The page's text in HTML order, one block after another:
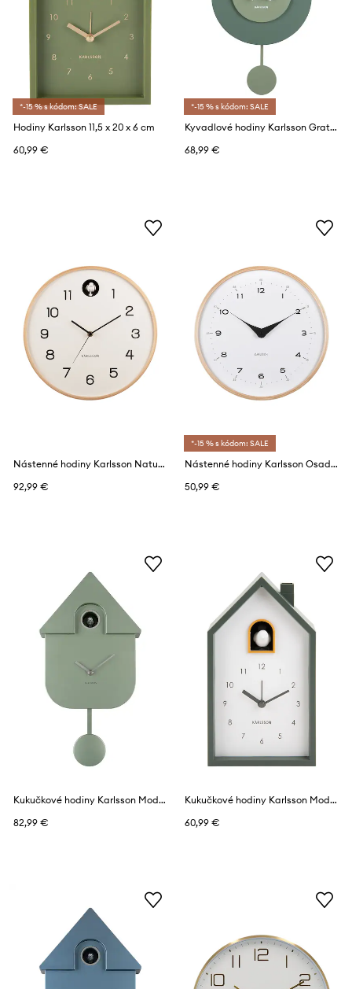
*-15 % s kódom: SALE
Hodiny Karlsson 11,5 x 20 x 6 cm
60,99 €
*-15 % s kódom: SALE
Kyvadlové hodiny Karlsson Grato Cuckoo 33 cm
68,99 €
Nástenné hodiny Karlsson Natural Cuckoo
92,99 €
*-15 % s kódom: SALE
Nástenné hodiny Karlsson Osado Dome
50,99 €
Kukučkové hodiny Karlsson Modern Cuckoo Metallic
82,99 €
Kukučkové hodiny Karlsson Modern Cuckoo
60,99 €